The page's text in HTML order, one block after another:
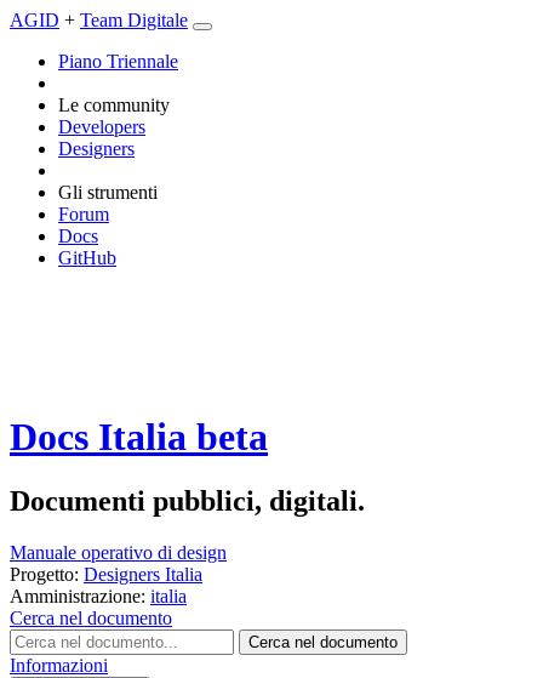
AGID + Team Digitale
Piano Triennale
Le community
Developers
Designers
Gli strumenti
Forum
Docs
GitHub
Docs Italia beta
Documenti pubblici, digitali.
Manuale operativo di design
Progetto: Designers Italia
Amministrazione: italia
Cerca nel documento
Cerca nel documento
Informazioni